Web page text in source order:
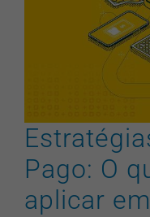
O que é
Pago: O
aplicar